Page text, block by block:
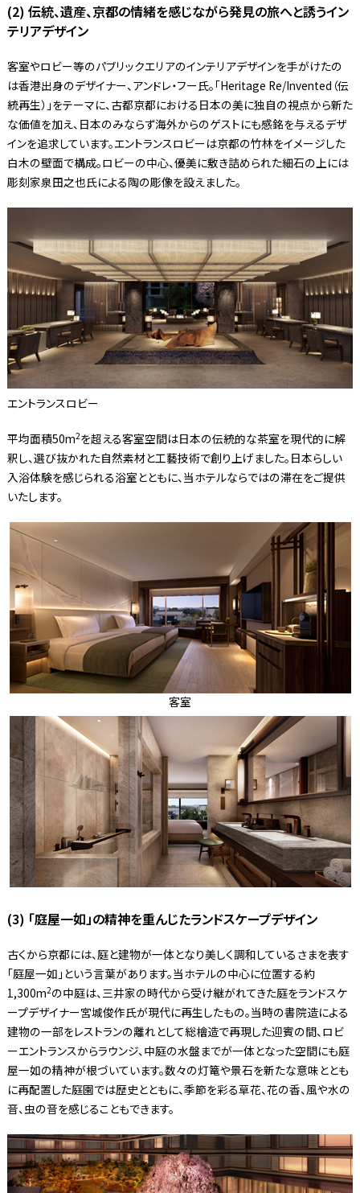
(2) 伝統、遺産、京都の情緒を感じながら発見の旅へと誘うイン
テリアデザイン
客室やロビー等のパブリックエリアのインテリアデザインを手がけたの
は香港出身のデザイナー、アンドレ・フー氏。「Heritage Re/Invented（伝
統再生）」をテーマに、古都京都における日本の美に独自の視点から新た
な価値を加え、日本のみならず海外からのゲストにも感銘を与えるデザ
インを追求しています。エントランスロビーは京都の竹林をイメージした
白木の壁面で構成。ロビーの中心、優美に敷き詰められた細石の上には
彫刻家泉田之也氏による陶の彫像を設えました。
エントランスロビー
平均面積50m2を超える客室空間は日本の伝統的な茶室を現代的に解
釈し、選び抜かれた自然素材と工藝技術で創り上げました。日本らしい
入浴体験を感じられる浴室とともに、当ホテルならではの滞在をご提供
いたします。
客室
(3) 「庭屋一如」の精神を重んじたランドスケープデザイン
古くから京都には、庭と建物が一体となり美しく調和しているさまを表す
「庭屋一如」という言葉があります。当ホテルの中心に位置する約
1,300m2の中庭は、三井家の時代から受け継がれてきた庭をランドスケ
ープデザイナー宮城俊作氏が現代に再生したもの。当時の書院造による
建物の一部をレストランの離れとして総檜造で再現した迎賓の間、ロビ
ーエントランスからラウンジ、中庭の水盤までが一体となった空間にも庭
屋一如の精神が根づいています。数々の灯篭や景石を新たな意味ととも
に再配置した庭園では歴史とともに、季節を彩る草花、花の香、風や水の
音、虫の音を感じることもできます。